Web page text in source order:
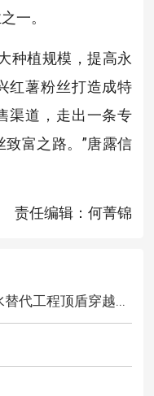
一。
种植规模，提高永
红薯粉丝打造成特
渠道，走出一条专
富之路。”唐露信
责任编辑：何菁锦
代工程顶盾穿越...